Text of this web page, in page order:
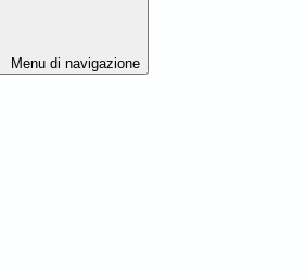
Menu di navigazione